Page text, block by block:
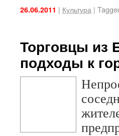
26.06.2011 | Культура |
Торговцы из
подходы к